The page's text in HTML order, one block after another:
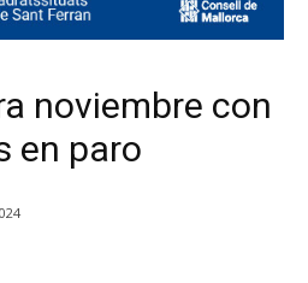
noviembre con
en paro